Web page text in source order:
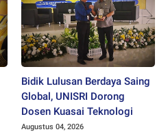
Bidik Lulusan Berdaya Saing
Global, UNISRI Dorong
Dosen Kuasai Teknologi
Augustus 04, 2026